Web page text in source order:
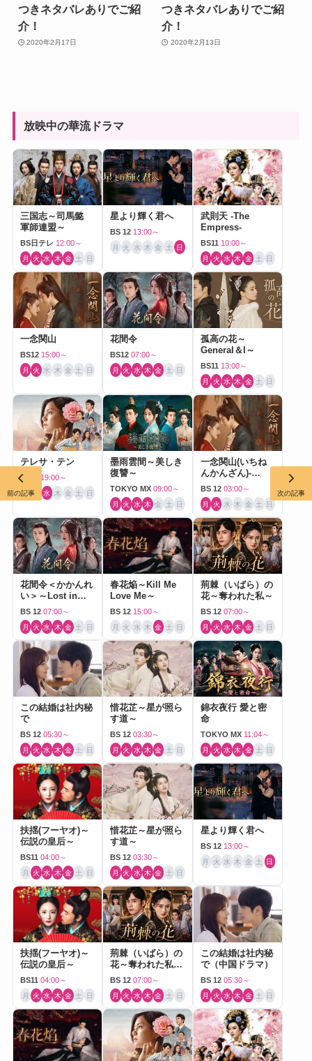
つきネタバレありでご紹
介！
2020年2月17日
つきネタバレありでご紹
介！
2020年2月13日
放映中の華流ドラマ
三国志～司馬懿
軍師連盟～
BS日テレ 12:00～
月 火 水 木 金 土 日
星より輝く君へ
BS 12 13:00～
月 火 水 木 金 土 日
武則天 -The
Empress-
BS11 10:00～
月 火 水 木 金 土 日
一念関山
BS12 15:00～
月 火 水 木 金 土 日
花間令
BS12 07:00～
月 火 水 木 金 土 日
孤高の花～
General＆I～
BS11 13:00～
月 火 水 木 金 土 日
テレサ・テン
BS11 19:00～
月 火 水 木 金 土 日
墨雨雲間～美しき
復讐～
TOKYO MX 09:00～
月 火 水 木 金 土 日
一念関山(いちね
んかんざん)-
Journey to Love-
BS 12 03:00～
月 火 水 木 金 土 日
花間令＜かかんれ
い＞～Lost in
Love～
BS 12 07:00～
月 火 水 木 金 土 日
春花焔～Kill Me
Love Me～
BS 12 15:00～
月 火 水 木 金 土 日
荊棘（いばら）の
花～奪われた私～
BS 12 07:00～
月 火 水 木 金 土 日
この結婚は社内秘
で
BS 12 05:30～
月 火 水 木 金 土 日
惜花芷～星が照ら
す道～
BS 12 03:30～
月 火 水 木 金 土 日
錦衣夜行 愛と密
命
TOKYO MX 11:04～
月 火 水 木 金 土 日
扶揺(フーヤオ)～
伝説の皇后～
BS11 04:00～
月 火 水 木 金 土 日
惜花芷～星が照ら
す道～
BS 12 03:30～
月 火 水 木 金 土 日
星より輝く君へ
BS 12 13:00～
月 火 水 木 金 土 日
扶揺(フーヤオ)～
伝説の皇后～
BS11 04:00～
月 火 水 木 金 土 日
荊棘（いばら）の
花～奪われた私～
（中国ドラマ）
BS 12 07:00～
月 火 水 木 金 土 日
この結婚は社内秘
で（中国ドラマ）
BS 12 05:30～
月 火 水 木 金 土 日
前の記事 次の記事